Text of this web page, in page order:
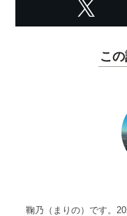
こ
鞠乃（まりの）です。